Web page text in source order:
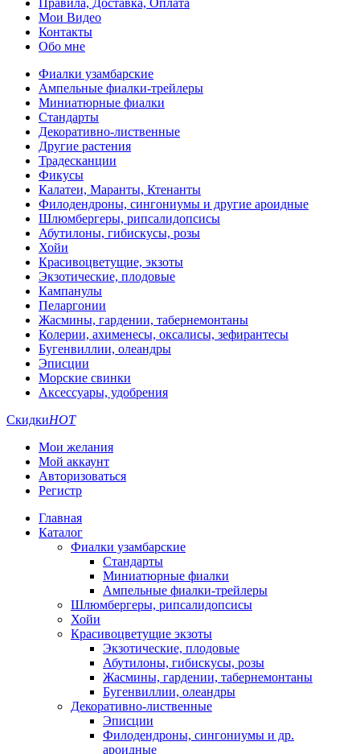
Мои Видео
Контакты
Обо мне
Фиалки узамбарские
Ампельные фиалки-трейлеры
Миниатюрные фиалки
Стандарты
Декоративно-лиственные
Другие растения
Традесканции
Фикусы
Калатеи, Маранты, Ктенанты
Филодендроны, сингониумы и другие ароидные
Шлюмбергеры, рипсалидопсисы
Абутилоны, гибискусы, розы
Хойи
Красивоцветущие, экзоты
Экзотические, плодовые
Кампанулы
Пеларгонии
Жасмины, гардении, табернемонтаны
Колерии, ахименесы, оксалисы, зефирантесы
Бугенвиллии, олеандры
Эписции
Морские свинки
Аксессуары, удобрения
СкидкиHOT
Мои желания
Мой аккаунт
Авторизоваться
Регистр
Главная
Каталог
Фиалки узамбарские
Стандарты
Миниатюрные фиалки
Ампельные фиалки-трейлеры
Шлюмбергеры, рипсалидопсисы
Хойи
Красивоцветущие экзоты
Экзотические, плодовые
Абутилоны, гибискусы, розы
Жасмины, гардении, табернемонтаны
Бугенвиллии, олеандры
Декоративно-лиственные
Эписции
Филодендроны, сингониумы и др.
ароидные